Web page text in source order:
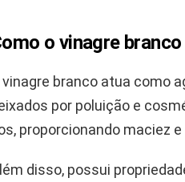
o vinagre
vinagre branco atua como
por poluição e
proporcionando maciez
disso, possui